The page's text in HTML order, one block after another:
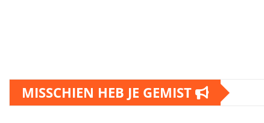
MISSCHIEN HEB JE GEMIST